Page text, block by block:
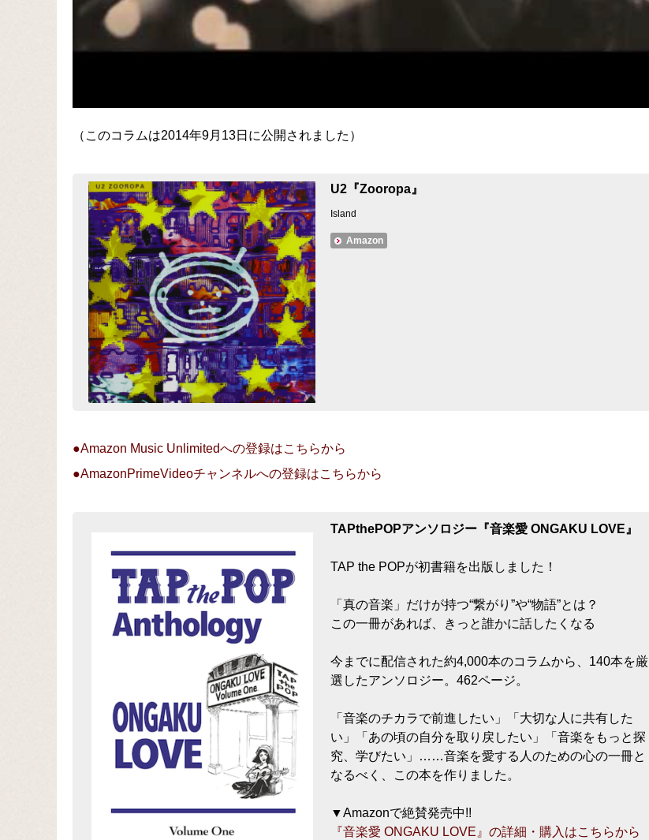
（このコラムは2014年9月13日に公開されました）
U2『Zooropa』
Island
Amazon
●Amazon Music Unlimitedへの登録はこちらから
●AmazonPrimeVideoチャンネルへの登録はこちらから
TAPthePOPアンソロジー『音楽愛 ONGAKU LOVE』
TAP the POPが初書籍を出版しました！
「真の音楽」だけが持つ“繋がり”や“物語”とは？
この一冊があれば、きっと誰かに話したくなる
今までに配信された約4,000本のコラムから、140本を厳
選したアンソロジー。462ページ。
「音楽のチカラで前進したい」「大切な人に共有した
い」「あの頃の自分を取り戻したい」「音楽をもっと探
究、学びたい」……音楽を愛する人のための心の一冊と
なるべく、この本を作りました。
▼Amazonで絶賛発売中!!
『音楽愛 ONGAKU LOVE』の詳細・購入はこちらから